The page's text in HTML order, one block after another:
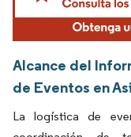
Alcance del
de Eventos en
La logística de